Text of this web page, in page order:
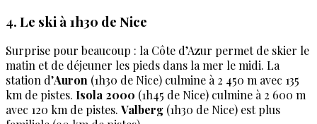
4. Le ski à 1h30 de Nice
Surprise pour beaucoup : la Côte d’Azur permet de skier le
matin et de déjeuner les pieds dans la mer le midi. La
station d’Auron (1h30 de Nice) culmine à 2 450 m avec 135
km de pistes. Isola 2000 (1h45 de Nice) culmine à 2 600 m
avec 120 km de pistes. Valberg (1h30 de Nice) est plus